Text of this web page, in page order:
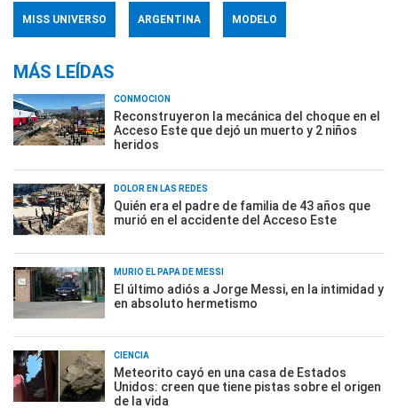
MISS UNIVERSO ARGENTINA MODELO
MÁS LEÍDAS
CONMOCIÓN
Reconstruyeron la mecánica del choque en el
Acceso Este que dejó un muerto y 2 niños
heridos
DOLOR EN LAS REDES
Quién era el padre de familia de 43 años que
murió en el accidente del Acceso Este
MURIÓ EL PAPÁ DE MESSI
El último adiós a Jorge Messi, en la intimidad y
en absoluto hermetismo
CIENCIA
Meteorito cayó en una casa de Estados
Unidos: creen que tiene pistas sobre el origen
de la vida